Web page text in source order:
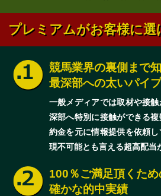
プレミアムがお客様に
競馬業界の裏側まで
最深部への太いパイ
一般メディアでは取材や接
深部へ特別に接触ができる
約金を元に情報提供を依頼
現不可能とも言える超高配当
100％ご満足頂くため
確かな的中実績